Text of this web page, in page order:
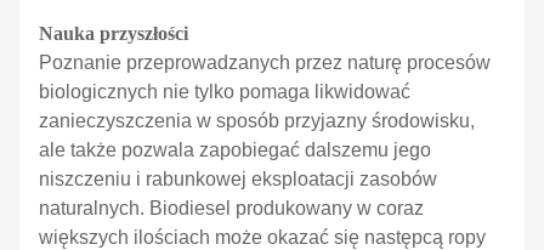
Nauka przyszłości
Poznanie przeprowadzanych przez naturę procesów
biologicznych nie tylko pomaga likwidować
zanieczyszczenia w sposób przyjazny środowisku,
ale także pozwala zapobiegać dalszemu jego
niszczeniu i rabunkowej eksploatacji zasobów
naturalnych. Biodiesel produkowany w coraz
większych ilościach może okazać się następcą ropy